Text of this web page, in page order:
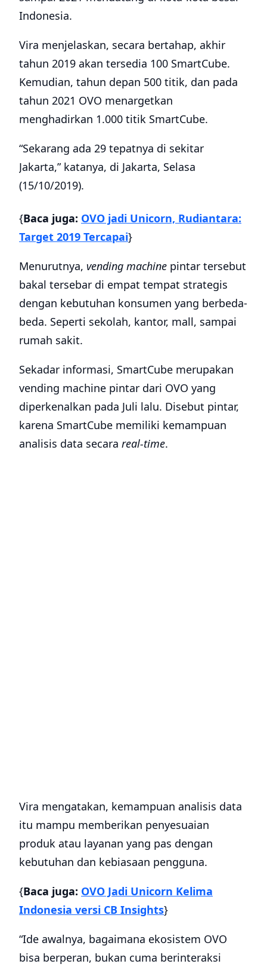
Indonesia.
Vira menjelaskan, secara bertahap, akhir
tahun 2019 akan tersedia 100 SmartCube.
Kemudian, tahun depan 500 titik, dan pada
tahun 2021 OVO menargetkan
menghadirkan 1.000 titik SmartCube.
“Sekarang ada 29 tepatnya di sekitar
Jakarta,” katanya, di Jakarta, Selasa
(15/10/2019).
{Baca juga: OVO jadi Unicorn, Rudiantara:
Target 2019 Tercapai}
Menurutnya, vending machine pintar tersebut
bakal tersebar di empat tempat strategis
dengan kebutuhan konsumen yang berbeda-
beda. Seperti sekolah, kantor, mall, sampai
rumah sakit.
Sekadar informasi, SmartCube merupakan
vending machine pintar dari OVO yang
diperkenalkan pada Juli lalu. Disebut pintar,
karena SmartCube memiliki kemampuan
analisis data secara real-time.
Vira mengatakan, kemampuan analisis data
itu mampu memberikan penyesuaian
produk atau layanan yang pas dengan
kebutuhan dan kebiasaan pengguna.
{Baca juga: OVO Jadi Unicorn Kelima
Indonesia versi CB Insights}
“Ide awalnya, bagaimana ekosistem OVO
bisa berperan, bukan cuma berinteraksi